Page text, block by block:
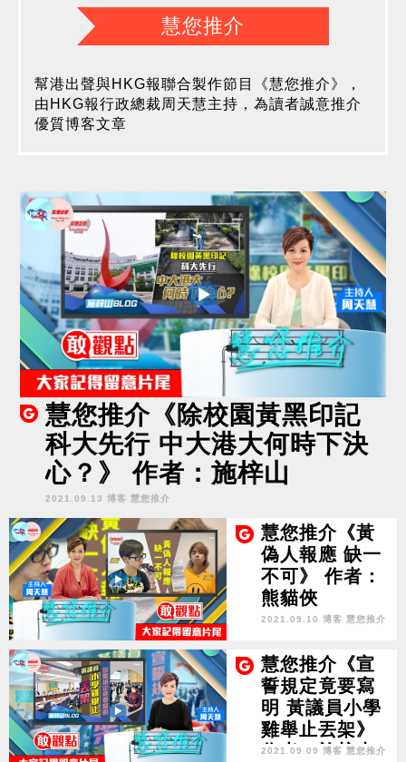
慧您推介
幫港出聲與HKG報聯合製作節目《慧您推介》，
由HKG報行政總裁周天慧主持，為讀者誠意推介
優質博客文章
慧您推介《除校園黃黑印記
科大先行 中大港大何時下決
心？》 作者：施梓山
2021.09.13 博客 慧您推介
慧您推介《黃
偽人報應 缺一
不可》 作者：
熊貓俠
2021.09.10 博客 慧您推介
慧您推介《宣
誓規定竟要寫
明 黃議員小學
雞舉止丟架》
作者：施梓山
2021.09.09 博客 慧您推介